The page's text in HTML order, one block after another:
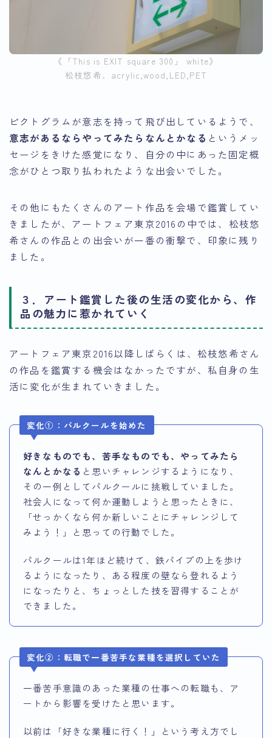
《「This is EXIT square 300」 white》
松枝悠希、acrylic,wood,LED,PET
ピクトグラムが意志を持って飛び出しているようで、
意志があるならやってみたらなんとかなる というメッ
セージをきけた感覚になり、自分の中にあった固定概
念がひとつ取り払われたような出会いでした。
その他にもたくさんのアート作品を会場で鑑賞してい
きましたが、アートフェア東京2016の中では、松枝悠
希さんの作品との出会いが一番の衝撃で、印象に残り
ました。
３．アート鑑賞した後の生活の変化から、作
品の魅力に惹かれていく
アートフェア東京2016以降しばらくは、松枝悠希さん
の作品を鑑賞する機会はなかったですが、私自身の生
活に変化が生まれていきました。
変化①：パルクールを始めた
好きなものでも、苦手なものでも、やってみたら
なんとかなる と思いチャレンジするようになり、
その一例としてパルクールに挑戦していました。
社会人になって何か運動しようと思ったときに、
「せっかくなら何か新しいことにチャレンジして
みよう！」と思っての行動でした。
パルクールは1年ほど続けて、鉄パイプの上を歩け
るようになったり、ある程度の壁なら登れるよう
になったりと、ちょっとした技を習得することが
できました。
変化②：転職で一番苦手な業種を選択していた
一番苦手意識のあった業種の仕事への転職も、ア
ートから影響を受けたと思います。
以前は「好きな業種に行く！」という考え方でし